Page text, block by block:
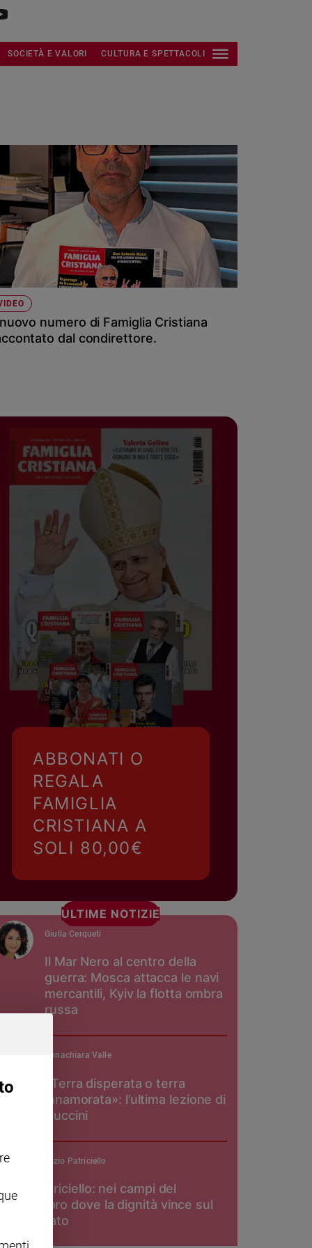
SOCIETÀ E VALORI CULTURA E SPETTACOLI
numero di Famiglia Cristiana
dal condirettore.
ABBONATI O
REGALA
FAMIGLIA
CRISTIANA A
SOLI 80,00€
ULTIME NOTIZIE
Il Mar Nero al centro della
guerra: Mosca attacca le navi
mercantili, Kyiv la flotta ombra
russa
Giulia Cerqueti
«Terra disperata o terra
innamorata»: l’ultima lezione di
Guccini
Annachiara Valle
Don Patriciello: nei campi del
pomodoro dove la dignità vince sul
caporalato
padre Maurizio Patriciello